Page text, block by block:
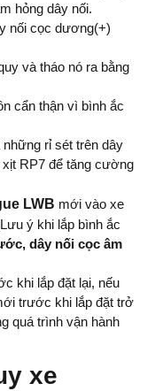
hỏng dây nối.
nối cọc dương(+)
và tháo nó ra bằng
cẩn thận vì bình ắc
rỉ sét trên dây
RP7 để tăng cường
LWB mới vào xe
ý khi lắp bình ắc
dây nối cọc âm
khi lắp đặt lại, nếu
trước khi lắp đặt trở
quá trình vận hành
xe